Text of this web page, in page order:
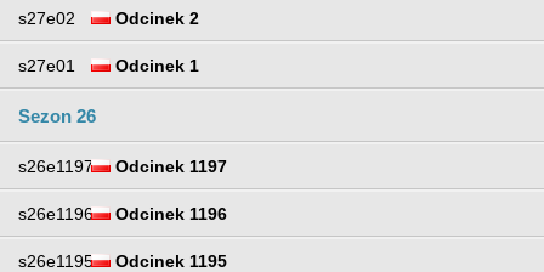
s27e02 Odcinek 2
s27e01 Odcinek 1
Sezon 26
s26e1197 Odcinek 1197
s26e1196 Odcinek 1196
s26e1195 Odcinek 1195